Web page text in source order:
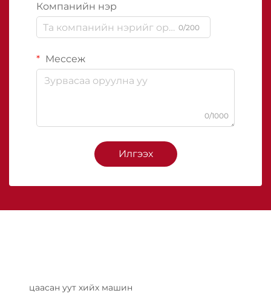
Компанийн нэр
0/200
Мессеж
0/1000
Илгээх
цаасан уут хийх машин